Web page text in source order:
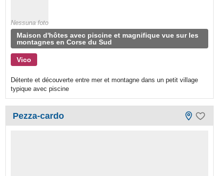
Nessuna foto
Maison d'hôtes avec piscine et magnifique vue sur les
montagnes en Corse du Sud
Vico
Détente et découverte entre mer et montagne dans un petit village
typique avec piscine
Pezza-cardo